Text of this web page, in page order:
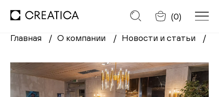
Отменить
(0)
Заказать обратный звонок
Главная О компании Новости и статьи